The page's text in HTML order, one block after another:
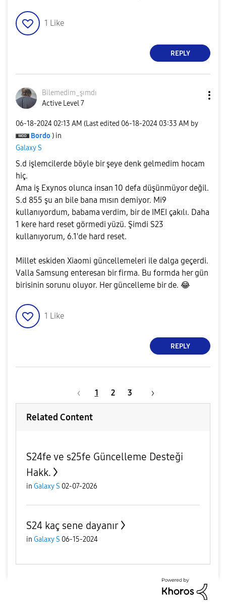
1 Like
REPLY
Bilemedim_şımdı
Active Level 7
‎06-18-2024 02:13 AM (Last edited ‎06-18-2024 03:33 AM by
Bordo ) in
Galaxy S
S.d işlemcilerde böyle bir şeye denk gelmedim hocam
hiç.
Ama iş Exynos olunca insan 10 defa düşünmüyor değil.
S.d 855 şu an bile bana mısın demiyor. Mi9
kullanıyordum, babama verdim, bir de IMEI çakılı. Daha
1 kere hard reset görmedi yüzü. Şimdi S23
kullanıyorum, 6.1'de hard reset.
Millet eskiden Xiaomi güncellemeleri ile dalga geçerdi.
Valla Samsung enteresan bir firma. Bu formda her gün
birisinin sorunu oluyor. Her güncelleme bir de. 😂
1 Like
REPLY
1 2 3
Related Content
S24fe ve s25fe Güncelleme Desteği
Hakk.
in Galaxy S 02-07-2026
S24 kaç sene dayanır
in Galaxy S 06-15-2024